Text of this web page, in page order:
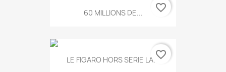
60 MILLIONS DE... favorite_border
LE FIGARO HORS SERIE LA...favorite_border